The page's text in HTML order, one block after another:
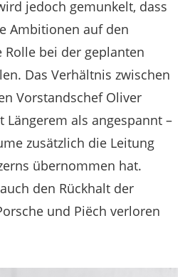
jedoch gemunkelt, dass
Ambitionen auf den
bei der geplanten
Das Verhältnis zwischen
Vorstandschef Oliver
als angespannt –
zusätzlich die Leitung
übernommen hat.
den Rückhalt der
und Piëch verloren